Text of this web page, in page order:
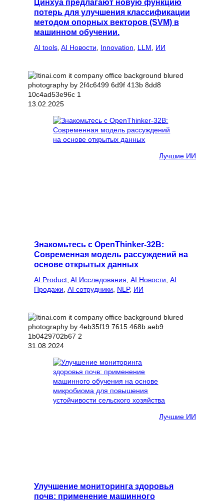
потерь для улучшения классификации
методом опорных векторов (SVM) в
машинном обучении.
AI tools AI Новости Innovation LLM ИИ
13.02.2025
Лучшие ИИ
Знакомьтесь с OpenThinker-32B:
Современная модель рассуждений на
основе открытых данных
AI Product AI Исследования AI Новости AI
Продажи AI сотрудники NLP, ИИ
31.08.2024
Лучшие ИИ
Улучшение мониторинга здоровья
почв: применение машинного